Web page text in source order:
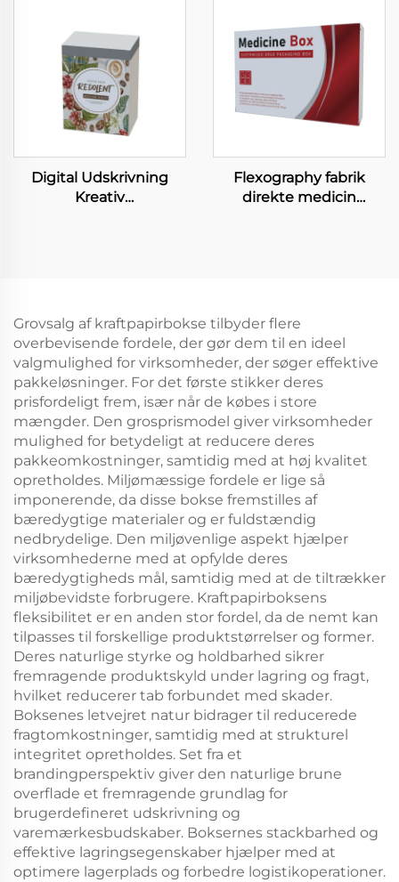
Håndtag
Digital Udskrivning
Kreativ
Plantesædskasse
Flexography fabrik
direkte medicin
Grovsalg af kraftpapirbokse tilbyder flere
overbevisende fordele, der gør dem til en ideel
valgmulighed for virksomheder, der søger effektive
pakkeløsninger. For det første stikker deres
prisfordeligt frem, især når de købes i store
mængder. Den grosprismodel giver virksomheder
mulighed for betydeligt at reducere deres
pakkeomkostninger, samtidig med at høj kvalitet
opretholdes. Miljømæssige fordele er lige så
imponerende, da disse bokse fremstilles af
bæredygtige materialer og er fuldstændig
nedbrydelige. Den miljøvenlige aspekt hjælper
virksomhederne med at opfylde deres
bæredygtigheds mål, samtidig med at de tiltrækker
miljøbevidste forbrugere. Kraftpapirboksens
fleksibilitet er en anden stor fordel, da de nemt kan
tilpasses til forskellige produktstørrelser og former.
Deres naturlige styrke og holdbarhed sikrer
fremragende produktskyld under lagring og fragt,
hvilket reducerer tab forbundet med skader.
Boksenes letvejret natur bidrager til reducerede
fragtomkostninger, samtidig med at strukturel
integritet opretholdes. Set fra et
brandingperspektiv giver den naturlige brune
overflade et fremragende grundlag for
brugerdefineret udskrivning og
varemærkesbudskaber. Boksernes stackbarhed og
effektive lagringsegenskaber hjælper med at
optimere lagerplads og forbedre logistikoperationer.